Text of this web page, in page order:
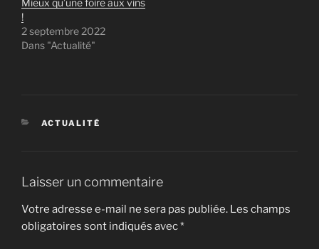
Mieux qu’une foire aux vins
!
2 septembre 2022
Dans "Actualité"
CATÉGORIES
ACTUALITÉ
Laisser un commentaire
Votre adresse e-mail ne sera pas publiée. Les champs
obligatoires sont indiqués avec*